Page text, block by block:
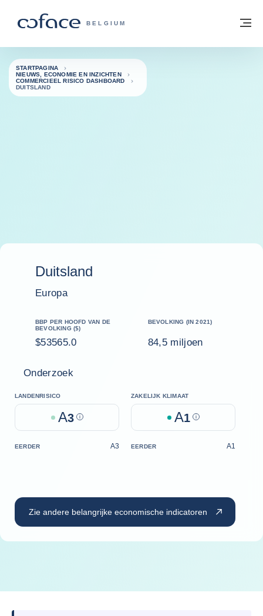
COFACE, FOR TRADE - GROEP
BELGIUM
Terug naar startpagina
STARTPAGINA
NIEUWS, ECONOMIE EN INZICHTEN
COMMERCIEEL RISICO DASHBOARD
DUITSLAND
Duitsland
Europa
BBP PER HOOFD VAN DE
BEVOLKING ($)
$53565.0
BEVOLKING (IN 2021)
84,5 miljoen
Onderzoek
LANDENRISICO
A3 Help
ZAKELIJK KLIMAAT
A1 Help
EERDER A3 EERDER A1
Zie andere belangrijke economische indicatoren